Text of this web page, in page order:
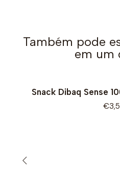
Também pode
em um
Snack Dibaq Sense